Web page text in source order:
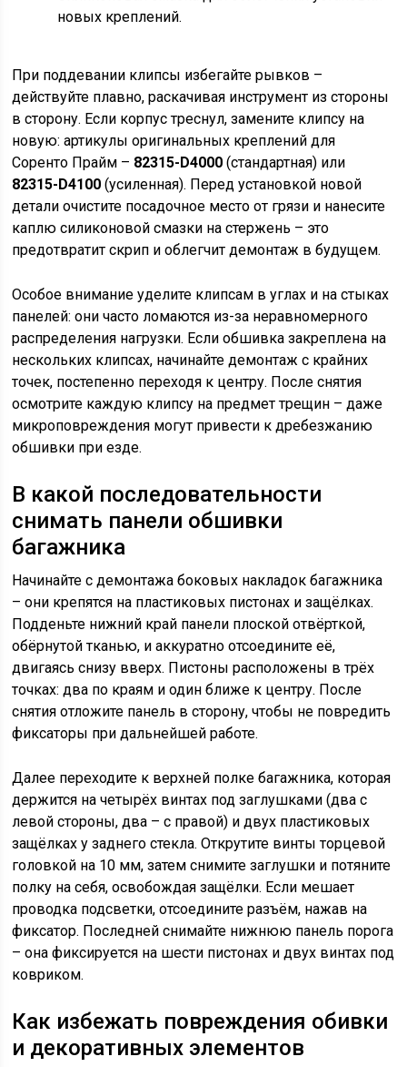
новых креплений.
При поддевании клипсы избегайте рывков –
действуйте плавно, раскачивая инструмент из стороны
в сторону. Если корпус треснул, замените клипсу на
новую: артикулы оригинальных креплений для
Соренто Прайм – 82315-D4000 (стандартная) или
82315-D4100 (усиленная). Перед установкой новой
детали очистите посадочное место от грязи и нанесите
каплю силиконовой смазки на стержень – это
предотвратит скрип и облегчит демонтаж в будущем.
Особое внимание уделите клипсам в углах и на стыках
панелей: они часто ломаются из-за неравномерного
распределения нагрузки. Если обшивка закреплена на
нескольких клипсах, начинайте демонтаж с крайних
точек, постепенно переходя к центру. После снятия
осмотрите каждую клипсу на предмет трещин – даже
микроповреждения могут привести к дребезжанию
обшивки при езде.
В какой последовательности
снимать панели обшивки
багажника
Начинайте с демонтажа боковых накладок багажника
– они крепятся на пластиковых пистонах и защёлках.
Подденьте нижний край панели плоской отвёрткой,
обёрнутой тканью, и аккуратно отсоедините её,
двигаясь снизу вверх. Пистоны расположены в трёх
точках: два по краям и один ближе к центру. После
снятия отложите панель в сторону, чтобы не повредить
фиксаторы при дальнейшей работе.
Далее переходите к верхней полке багажника, которая
держится на четырёх винтах под заглушками (два с
левой стороны, два – с правой) и двух пластиковых
защёлках у заднего стекла. Открутите винты торцевой
головкой на 10 мм, затем снимите заглушки и потяните
полку на себя, освобождая защёлки. Если мешает
проводка подсветки, отсоедините разъём, нажав на
фиксатор. Последней снимайте нижнюю панель порога
– она фиксируется на шести пистонах и двух винтах под
ковриком.
Как избежать повреждения обивки
и декоративных элементов